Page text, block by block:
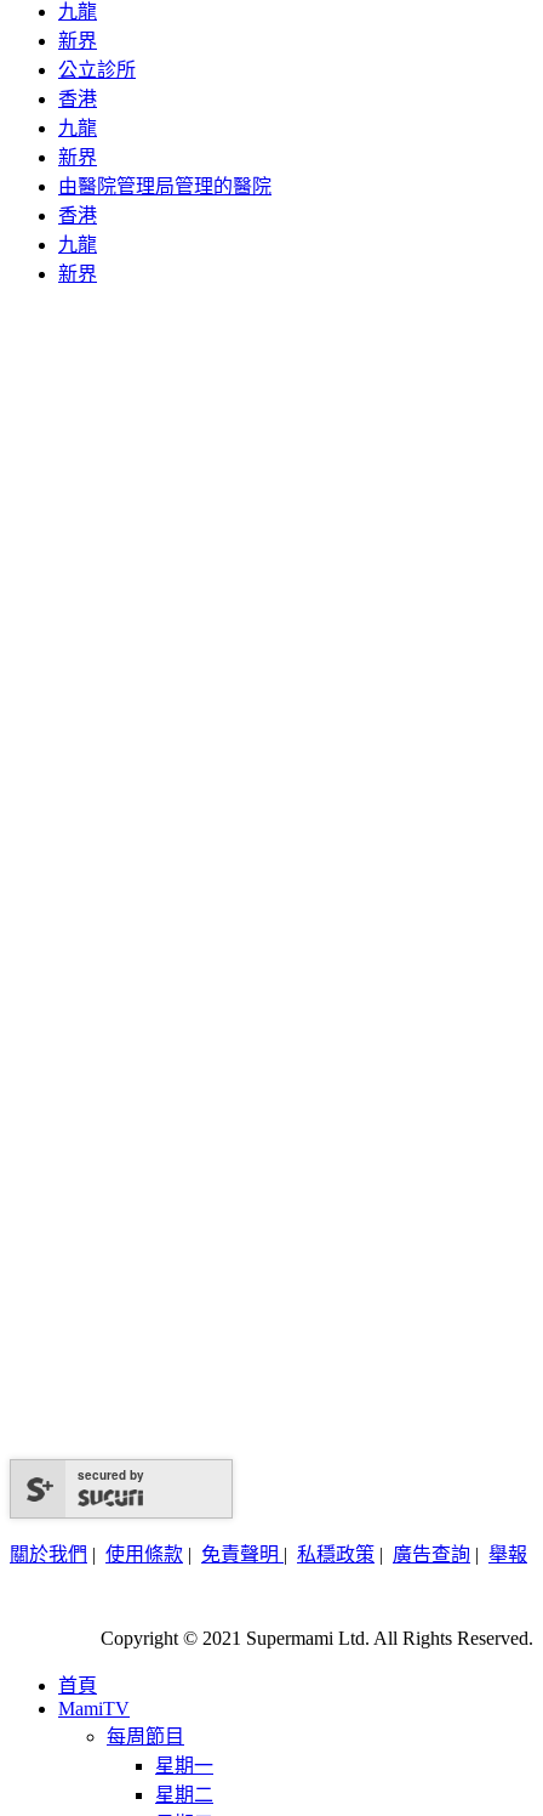
九龍
新界
公立診所
香港
九龍
新界
由醫院管理局管理的醫院
香港
九龍
新界
secured by
關於我們 | 使用條款 | 免責聲明 | 私穩政策 | 廣告查詢 | 舉報
Copyright © 2021 Supermami Ltd. All Rights Reserved.
首頁
MamiTV
每周節目
星期一
星期二